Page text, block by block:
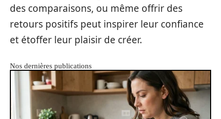
des comparaisons, ou même offrir des
retours positifs peut inspirer leur confiance
et étoffer leur plaisir de créer.
Nos dernières publications